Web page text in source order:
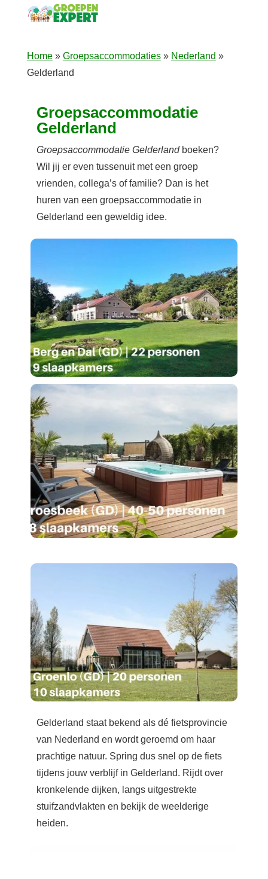
Home» Groepsaccommodaties» Nederland »
Gelderland
Groepsaccommodatie
Gelderland
Groepsaccommodatie Gelderlandboeken?
Wil jij er even tussenuit met een groep
vrienden, collega’s of familie? Dan is het
huren van een groepsaccommodatie in
Gelderland een geweldig idee.
Gelderland staat bekend als dé fietsprovincie
van Nederland en wordt geroemd om haar
prachtige natuur. Spring dus snel op de fiets
tijdens jouw verblijf in Gelderland. Rijdt over
kronkelende dijken, langs uitgestrekte
stuifzandvlakten en bekijk de weelderige
heiden.